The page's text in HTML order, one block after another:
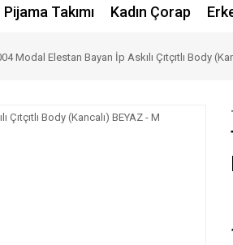
Pijama Takımı Kadın Çorap
Modal Elestan Bayan İp Askılı Çıtçıtlı Body